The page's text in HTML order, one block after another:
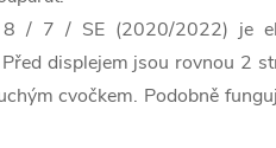
8 / 7 / SE (2020/2022) je
displejem jsou rovnou 2
cvočkem. Podobně